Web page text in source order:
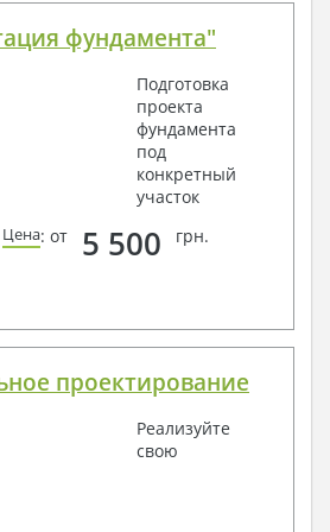
фундамента"
Подготовка
проекта
фундамента
под
конкретный
участок
Цена: от 5 500 грн.
проектирование
Реализуйте
свою